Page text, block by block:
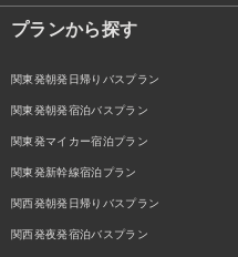
プランから探す
関東発朝発日帰りバスプラン
関東発朝発宿泊バスプラン
関東発マイカー宿泊プラン
関東発新幹線宿泊プラン
関西発朝発日帰りバスプラン
関西発夜発宿泊バスプラン